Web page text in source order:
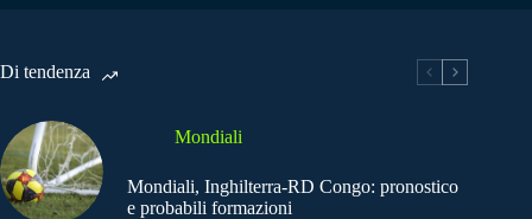
Di tendenza
Mondiali
Mondiali, Inghilterra-RD Congo: pronostico
e probabili formazioni